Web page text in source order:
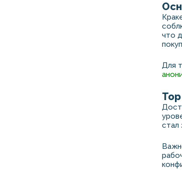
что
Для
стал